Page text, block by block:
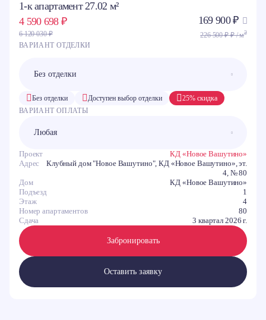
1-к апартамент 27.02 м²
4 590 698 ₽
6 120 030 ₽
169 900 ₽
226 500 ₽ ₽ / м2
ВАРИАНТ ОТДЕЛКИ
25% скидка
Без отделки
Доступен выбор отделки
ВАРИАНТ ОПЛАТЫ
Проект
КД «Новое Вашутино»
Адрес
Клубный дом "Новое Вашутино", КД «Новое Вашутино», эт.
4, № 80
Дом
КД «Новое Вашутино»
Подъезд
1
Этаж
4
Номер апартаментов
80
Сдача
3 квартал 2026 г.
Забронировать
Оставить заявку